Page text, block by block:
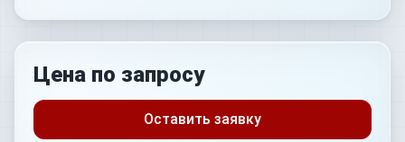
Цена по запросу
Оставить заявку